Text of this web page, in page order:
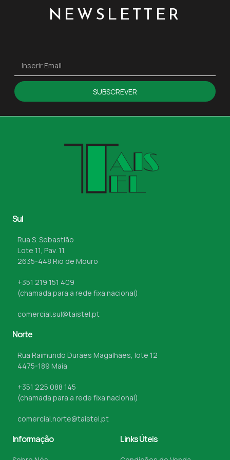
NEWSLETTER
SUBSCREVER
Sul
Rua S. Sebastião
Lote 11, Pav. 11,
2635-448 Rio de Mouro
+351 219 151 409
(chamada para a rede fixa nacional)
comercial.sul@taistel.pt
Norte
Rua Raimundo Durães Magalhães, lote 12
4475-189 Maia
+351 225 088 145
(chamada para a rede fixa nacional)
comercial.norte@taistel.pt
Informação Links Úteis